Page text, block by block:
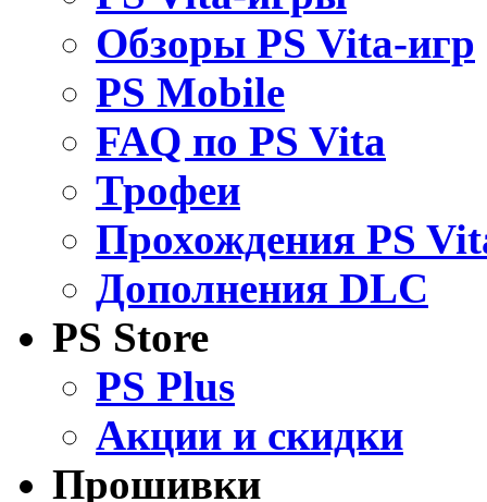
Обзоры PS Vita-игр
PS Mobile
FAQ по PS Vita
Трофеи
Прохождения PS
Дополнения DLC
PS Store
PS Plus
Акции и скидки
Прошивки